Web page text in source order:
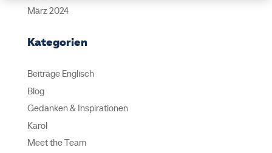
März 2024
Kategorien
Beiträge Englisch
Blog
Gedanken & Inspirationen
Karol
Meet the Team